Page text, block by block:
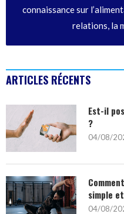
connaissance sur
relations, la
ARTICLES RÉCENTS
Est-il
?
04/08/
simple
04/08/